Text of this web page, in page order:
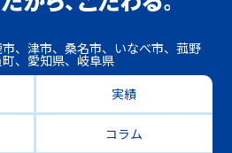
、津市、桑名市、いなべ市、菰野
、愛知県、岐阜県
実績
コラム